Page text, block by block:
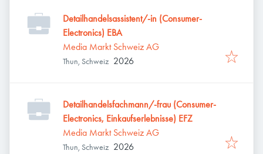
Detailhandelsassistent/-in (Consumer-
Electronics) EBA
Media Markt Schweiz AG
Thun, Schweiz 2026
Detailhandelsfachmann/-frau (Consumer-
Electronics, Einkaufserlebnisse) EFZ
Media Markt Schweiz AG
Thun, Schweiz 2026